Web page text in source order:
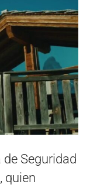
Seguridad
quien